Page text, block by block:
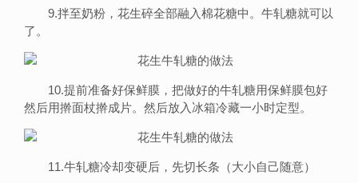
9.拌至奶粉，花生碎全部融入棉花糖中。牛轧糖就可以
了。
10.提前准备好保鲜膜，把做好的牛轧糖用保鲜膜包好
然后用擀面杖擀成片。然后放入冰箱冷藏一小时定型。
11.牛轧糖冷却变硬后，先切长条（大小自己随意）